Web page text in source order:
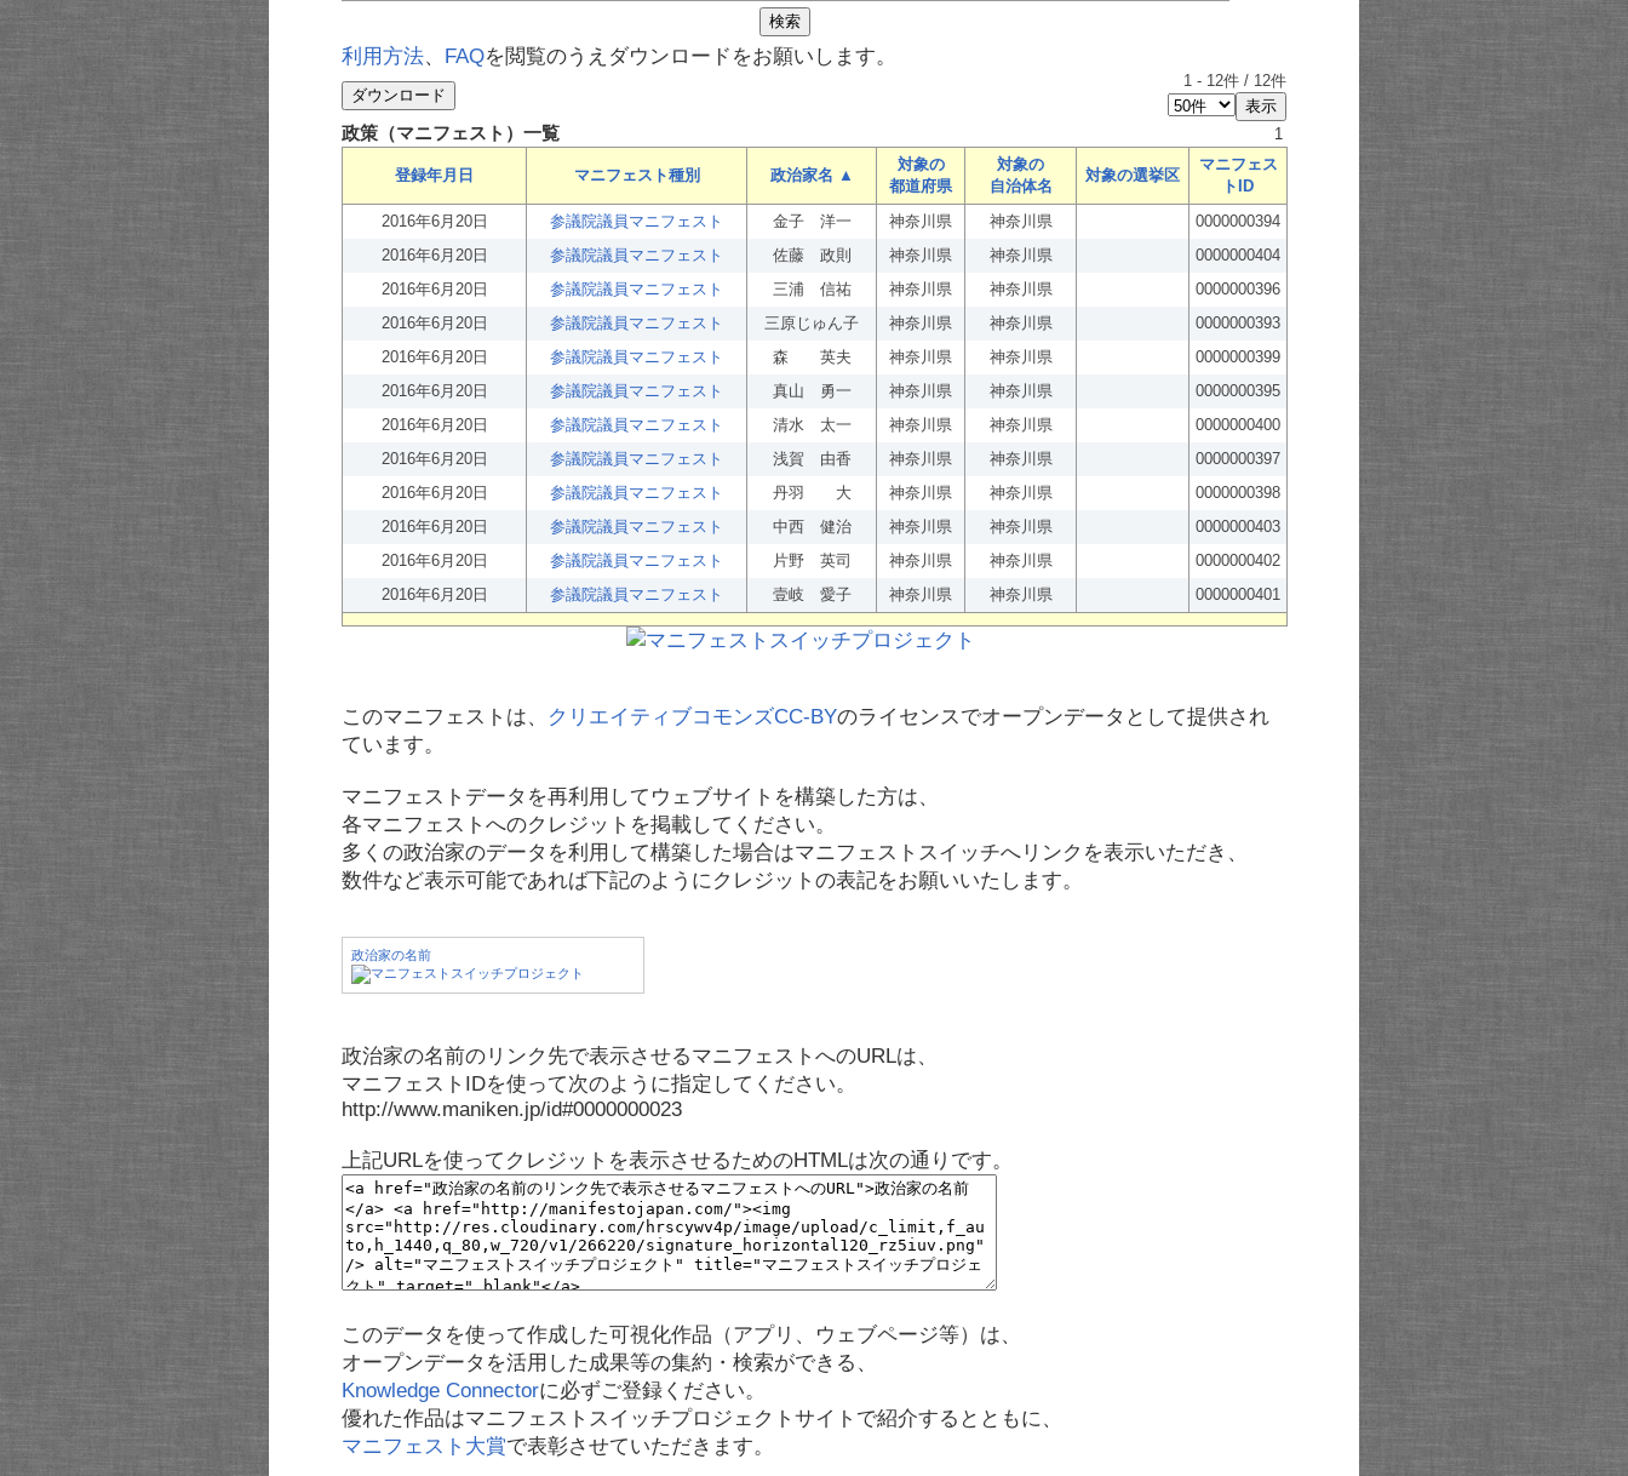
利用方法、 FAQを閲覧のうえダウンロードをお願いします。
1 - 12件 / 12件
政策（マニフェスト）一覧 1
登録年月日 マニフェスト種別 政治家名 ▲
対象の
都道府県
対象の
自治体名
対象の選挙区
マニフェス
トID
2016年6月20日
参議院議員マニフェスト 金子 洋一 神奈川県 神奈川県
0000000394
2016年6月20日
参議院議員マニフェスト 佐藤 政則 神奈川県 神奈川県
0000000404
2016年6月20日
参議院議員マニフェスト 三浦 信祐 神奈川県 神奈川県
0000000396
2016年6月20日
参議院議員マニフェスト 三原じゅん子 神奈川県 神奈川県
0000000393
2016年6月20日
参議院議員マニフェスト 森 英夫 神奈川県 神奈川県
0000000399
2016年6月20日
参議院議員マニフェスト 真山 勇一 神奈川県 神奈川県
0000000395
2016年6月20日
参議院議員マニフェスト 清水 太一 神奈川県 神奈川県
0000000400
2016年6月20日
参議院議員マニフェスト 浅賀 由香 神奈川県 神奈川県
0000000397
2016年6月20日
参議院議員マニフェスト 丹羽 大 神奈川県 神奈川県
0000000398
2016年6月20日
参議院議員マニフェスト 中西 健治 神奈川県 神奈川県
0000000403
2016年6月20日
参議院議員マニフェスト 片野 英司 神奈川県 神奈川県
0000000402
2016年6月20日
参議院議員マニフェスト 壹岐 愛子 神奈川県 神奈川県 0000000401
このマニフェストは、 クリエイティブコモンズCC-BYのライセンスでオープンデータとして提供され
ています。
マニフェストデータを再利用してウェブサイトを構築した方は、
各マニフェストへのクレジットを掲載してください。
多くの政治家のデータを利用して構築した場合はマニフェストスイッチへリンクを表示いただき、
数件など表示可能であれば下記のようにクレジットの表記をお願いいたします。
政治家の名前
政治家の名前のリンク先で表示させるマニフェストへのURLは、
マニフェストIDを使って次のように指定してください。
http://www.maniken.jp/id#0000000023
上記URLを使ってクレジットを表示させるためのHTMLは次の通りです。
このデータを使って作成した可視化作品（アプリ、ウェブページ等）は、
オープンデータを活用した成果等の集約・検索ができる、
Knowledge Connectorに必ずご登録ください。
優れた作品はマニフェストスイッチプロジェクトサイトで紹介するとともに、
マニフェスト大賞で表彰させていただきます。